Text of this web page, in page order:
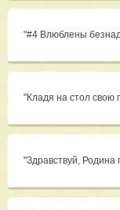
"#4 Влюблены
"​Кладя на стол свою
"Здравствуй, Родина